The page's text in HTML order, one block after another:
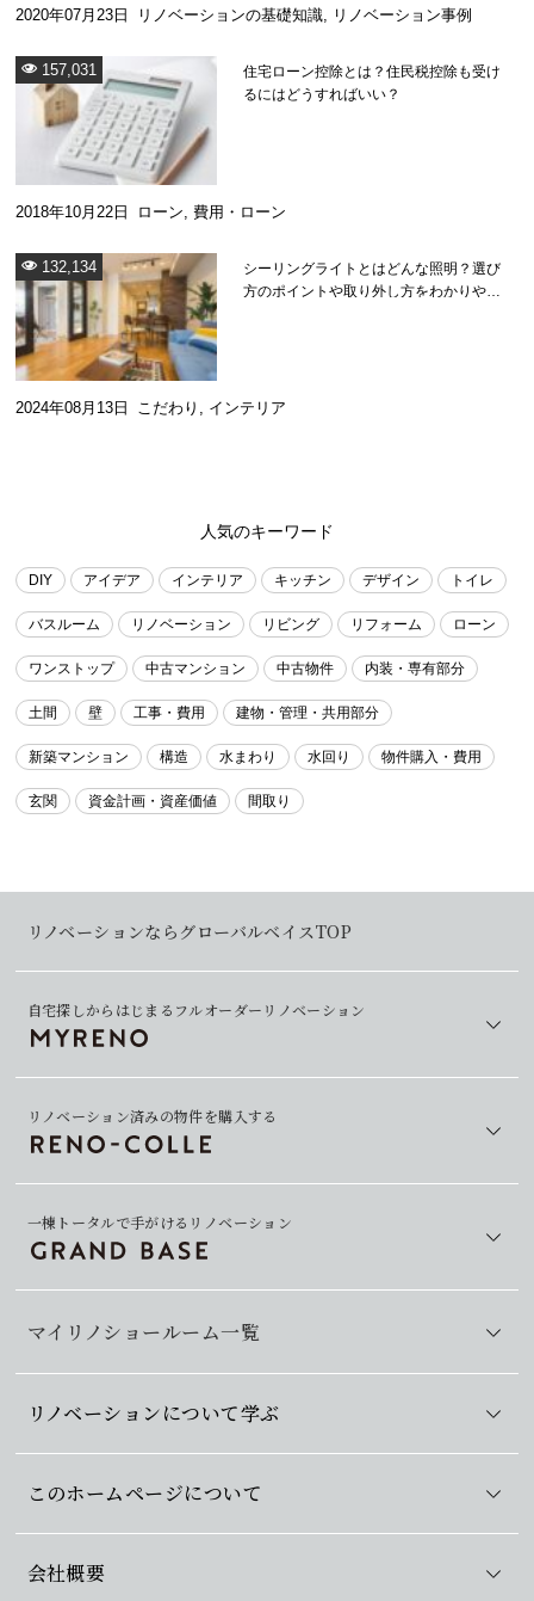
2020年07月23日 リノベーションの基礎知識, リノベーション事例
住宅ローン控除とは？住民税控除も受け
るにはどうすればいい？
157,031
2018年10月22日 ローン 費用・ローン
シーリングライトとはどんな照明？選び
方のポイントや取り外し方をわかりやす
132,134
2024年08月13日 こだわり , インテリア
人気のキーワード
DIY アイデア インテリア キッチン デザイン トイレ
バスルーム リノベーション リビング リフォーム ローン
ワンストップ 中古マンション 中古物件 内装・専有部分
土間 壁 工事・費用 建物・管理・共用部分
新築マンション 構造 水まわり 水回り 物件購入・費用
玄関 資金計画・資産価値 間取り
リノベーションならグローバルベイスTOP
自宅探しからはじまるフルオーダーリノベーション
マイリノショールーム一覧
リノベーション済みの物件を購入する
一棟トータルで手がけるリノベーション
リノベーションについて学ぶ
このホームページについて
会社概要